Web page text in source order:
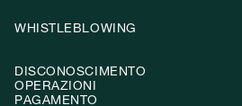
WHISTLEBLOWING
DISCONOSCIMENTO
OPERAZIONI
PAGAMENTO